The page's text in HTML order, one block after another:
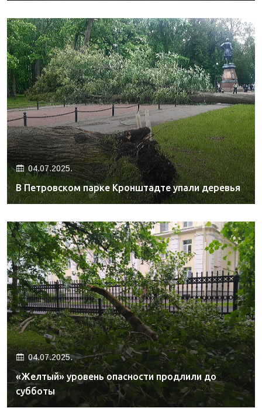
04.07.2025.
В Петровском парке Кронштадте упали деревья
04.07.2025.
«Желтый» уровень опасности продлили до
субботы